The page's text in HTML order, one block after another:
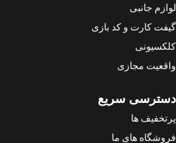
لوازم جانبی
گیفت کارت و کد بازی
کلکسیونی
واقعیت مجازی
دسترسی سریع
پرتخفیف ها
فروشگاه های ما